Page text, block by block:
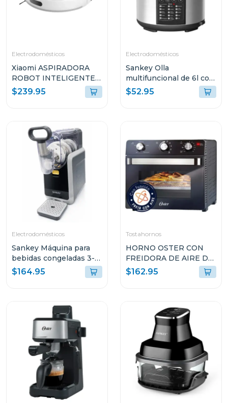
Electrodomésticos
Xiaomi ASPIRADORA
ROBOT INTELIGENTE
2-EN-1 SUCCIÓN
10000PA SENSOR LDS
$239.95
Electrodomésticos
Sankey Olla
multifuncional de 6l con
15 funciones para
cocinar ke65d
$52.95
Electrodomésticos
Sankey Máquina para
bebidas congeladas 3-
en-1 con pantalla tactil
sl2001
$164.95
Tostahornos
HORNO OSTER CON
FREIDORA DE AIRE DE
22L CON
RECUBRIMIENTO
$162.95